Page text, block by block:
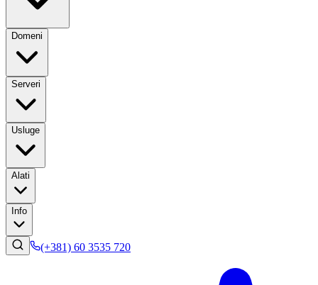
Domeni
Serveri
Usluge
Alati
Info
(+381) 60 3535 720